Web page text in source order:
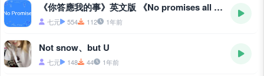
《你答應我的事》英文版 《No promises all lies》
七元 554 112 1年前
Not snow、but U
七元 148 44 1年前